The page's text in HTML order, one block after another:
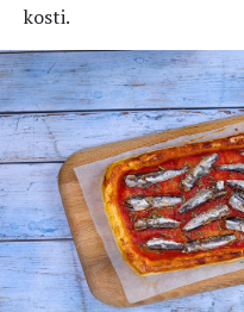
kosti.